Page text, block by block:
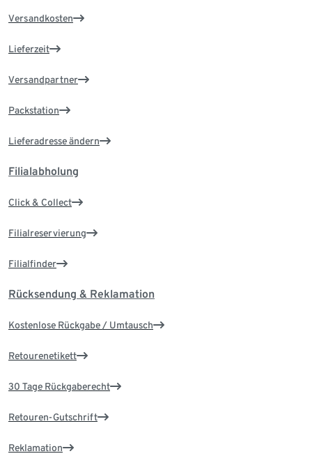
Versandkosten
Lieferzeit
Versandpartner
Packstation
Lieferadresse ändern
Filialabholung
Click & Collect
Filialreservierung
Filialfinder
Rücksendung & Reklamation
Kostenlose Rückgabe / Umtausch
Retourenetikett
30 Tage Rückgaberecht
Retouren-Gutschrift
Reklamation